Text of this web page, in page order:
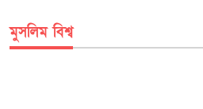
মুসলিম বিশ্ব